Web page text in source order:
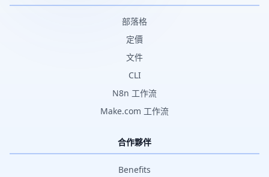
部落格
定價
文件
CLI
N8n 工作流
Make.com 工作流
合作夥伴
Benefits